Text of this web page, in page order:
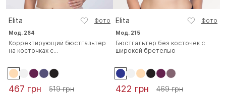
Elita Фото
Мод. 264
Корректирующий бюстгальтер
на косточках с...
467 грн 519 грн
Elita Фото
Мод. 215
Бюстгальтер без косточек с
широкой бретелью
422 грн 469 грн